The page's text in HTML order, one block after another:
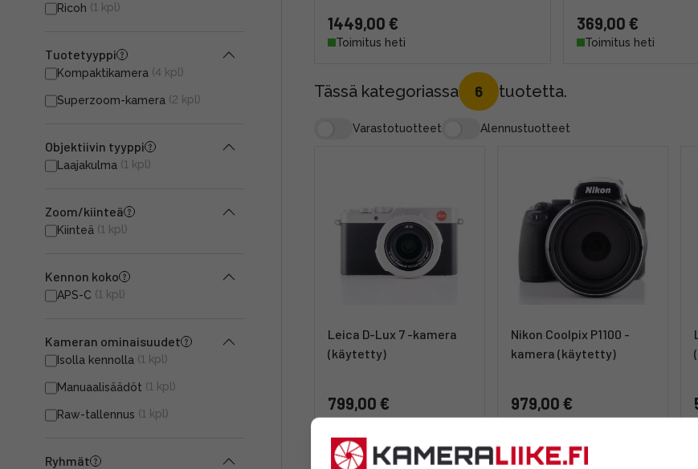
Ricoh (1 kpl)
Tuotetyyppi
Kompaktikamera (4 kpl)
Superzoom-kamera (2 kpl)
Objektiivin tyyppi
Laajakulma (1 kpl)
Zoom/kiinteä
Kiinteä (1 kpl)
Kennon koko
APS-C (1 kpl)
Kameran ominaisuudet
Isolla kennolla (1 kpl)
Manuaalisäädöt (1 kpl)
Raw-tallennus (1 kpl)
Ryhmät
1449,00 €
Toimitus heti
369,00 €
Toimitus heti
Tässä kategoriassa 6 tuotetta.
Varastotuotteet Alennustuotteet
Leica D-Lux 7 -kamera
(käytetty)
799,00 €
Nikon Coolpix P1100 -
kamera (käytetty)
979,00 €